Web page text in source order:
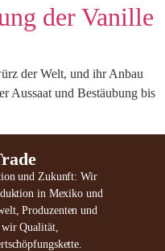
der Vanille
der Welt, und ihr Anbau
Aussaat und Bestäubung bis
und Zukunft: Wir
in Mexiko und
Produzenten und
Qualität,